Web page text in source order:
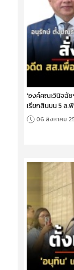
‘องค์คณะวินิจฉัย
เรียกสินบน 5 ล.
06 สิงหาคม